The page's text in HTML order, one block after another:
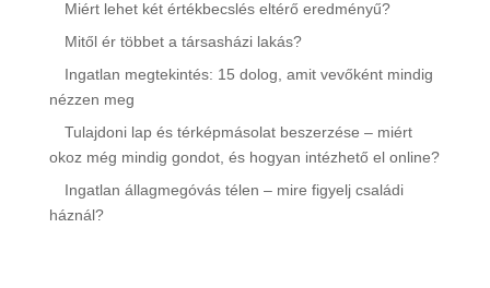
Miért lehet két értékbecslés eltérő eredményű?
Mitől ér többet a társasházi lakás?
Ingatlan megtekintés: 15 dolog, amit vevőként mindig
nézzen meg
Tulajdoni lap és térképmásolat beszerzése – miért
okoz még mindig gondot, és hogyan intézhető el online?
Ingatlan állagmegóvás télen – mire figyelj családi
háznál?